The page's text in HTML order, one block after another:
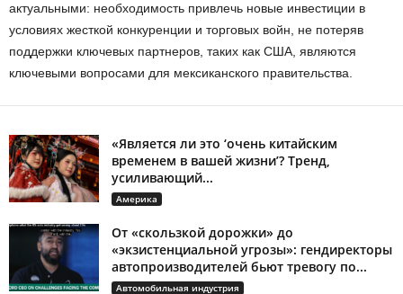
актуальными: необходимость привлечь новые инвестиции в
условиях жесткой конкуренции и торговых войн, не потеряв
поддержки ключевых партнеров, таких как США, являются
ключевыми вопросами для мексиканского правительства.
«Является ли это ‘очень китайским
временем в вашей жизни’? Тренд,
усиливающий...
Америка
От «скользкой дорожки» до
«экзистенциальной угрозы»: гендиректоры
автопроизводителей бьют тревогу по...
Автомобильная индустрия